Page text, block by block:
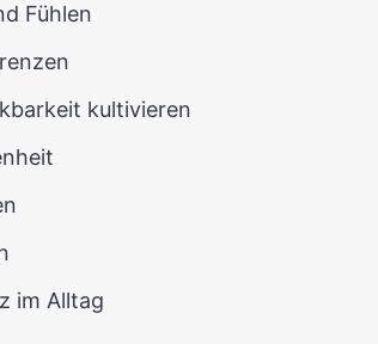
Fühlen
kultivieren
im Alltag